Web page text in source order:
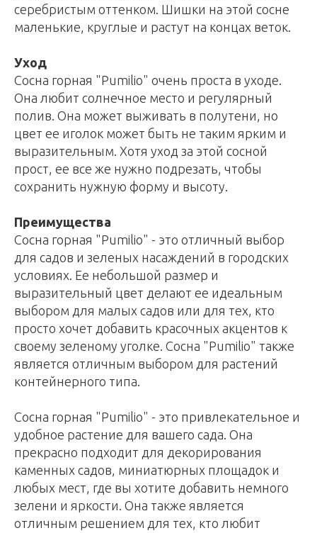
серебристым оттенком. Шишки на этой сосне
маленькие, круглые и растут на концах веток.
Уход
Сосна горная "Pumilio" очень проста в уходе.
Она любит солнечное место и регулярный
полив. Она может выживать в полутени, но
цвет ее иголок может быть не таким ярким и
выразительным. Хотя уход за этой сосной
прост, ее все же нужно подрезать, чтобы
сохранить нужную форму и высоту.
Преимущества
Сосна горная "Pumilio" - это отличный выбор
для садов и зеленых насаждений в городских
условиях. Ее небольшой размер и
выразительный цвет делают ее идеальным
выбором для малых садов или для тех, кто
просто хочет добавить красочных акцентов к
своему зеленому уголке. Сосна "Pumilio" также
является отличным выбором для растений
контейнерного типа.
Сосна горная "Pumilio" - это привлекательное и
удобное растение для вашего сада. Она
прекрасно подходит для декорирования
каменных садов, миниатюрных площадок и
любых мест, где вы хотите добавить немного
зелени и яркости. Она также является
отличным решением для тех, кто любит